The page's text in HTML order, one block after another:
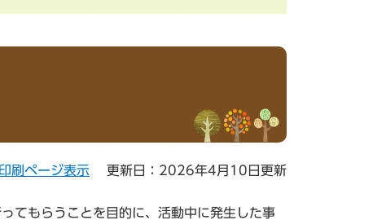
刷ページ表示 更新日：2026年4月10日更新
てもらうことを目的に、活動中に発生した事